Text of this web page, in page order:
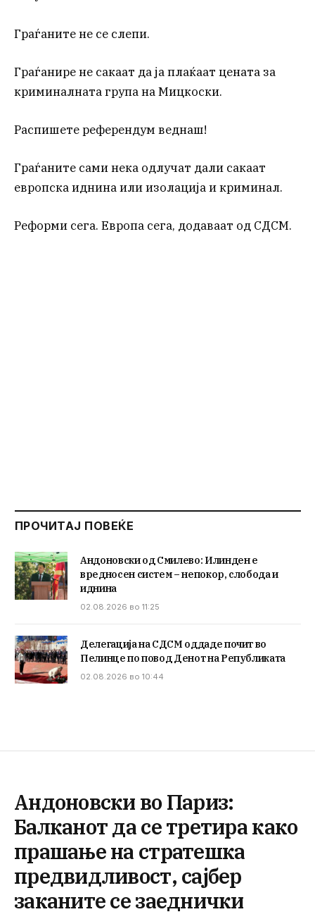
Граѓаните не се слепи.
Граѓанире не сакаат да ја плаќаат цената за
криминалната група на Мицкоски.
Распишете референдум веднаш!
Граѓаните сами нека одлучат дали сакаат
европска иднина или изолација и криминал.
Реформи сега. Европа сега, додаваат од СДСМ.
ПРОЧИТАЈ ПОВЕЌЕ
Андоновски од Смилево: Илинден е
вредносен систем – непокор, слобода и
иднина
02.08.2026 во 11:25
Делегација на СДСМ оддаде почит во
Пелинце по повод Денот на Републиката
02.08.2026 во 10:44
Андоновски во Париз:
Балканот да се третира како
прашање на стратешка
предвидливост, сајбер
заканите се заеднички